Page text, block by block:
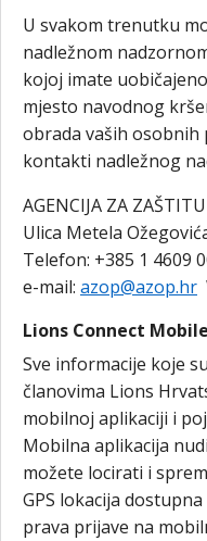
U svakom trenutku
nadležnom
kojoj imate
mjesto navodnog
obrada vaših osobnih
kontakti nadležnog
AGENCIJA ZA
Ulica Metela
Telefon: +385 1 4609
e-mail: azop@azop.hr
Lions Connect
Sve informacije koje
članovima Lions
mobilnoj aplikaciji i
Mobilna aplikacija
možete locirati i
GPS lokacija
prava prijave na